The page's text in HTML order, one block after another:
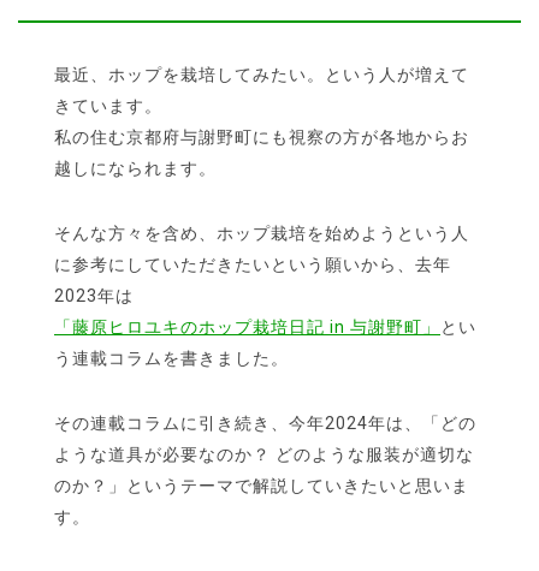
最近、ホップを栽培してみたい。という人が増えて
きています。
私の住む京都府与謝野町にも視察の方が各地からお
越しになられます。
そんな方々を含め、ホップ栽培を始めようという人
に参考にしていただきたいという願いから、去年
2023年は
「藤原ヒロユキのホップ栽培日記 in 与謝野町」
とい
う連載コラムを書きました。
その連載コラムに引き続き、今年2024年は、「どの
ような道具が必要なのか？ どのような服装が適切な
のか？」というテーマで解説していきたいと思いま
す。